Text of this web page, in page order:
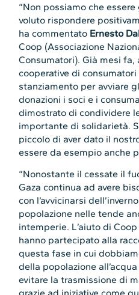
“Non possiamo che
voluto rispondere
ha commentato Ernesto
Coop (Associazione
Consumatori). Già mesi fa,
cooperative di
stanziamento per avviare
donazioni i soci e i
dimostrato di condividere
importante di solidarietà.
piccolo di aver dato il
essere da esempio anche
“Nonostante il cessate il
Gaza continua ad avere
con l’avvicinarsi
popolazione nelle tende
intemperie. L’aiuto di
hanno partecipato alla
questa fase in cui
della popolazione
evitare la trasmissione di